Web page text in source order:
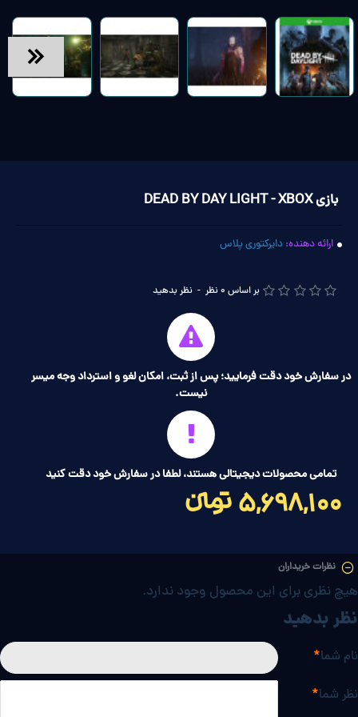
بازی DEAD BY DAY LIGHT - XBOX
ارائه دهنده: دایرکتوری پلاس
بر اساس 0 نظر - نظر بدهید
5,698,100 تومانءءء
در سفارش خود دقت فرمایید؛ پس از ثبت، امکان لغو و استرداد وجه میسر
نیست.
تمامی محصولات دیجیتالی هستند، لطفا در سفارش خود دقت کنید
نظرات خریداران
هیچ نظری برای این محصول وجود ندارد.
نظر بدهید
نام شما
نظر شما